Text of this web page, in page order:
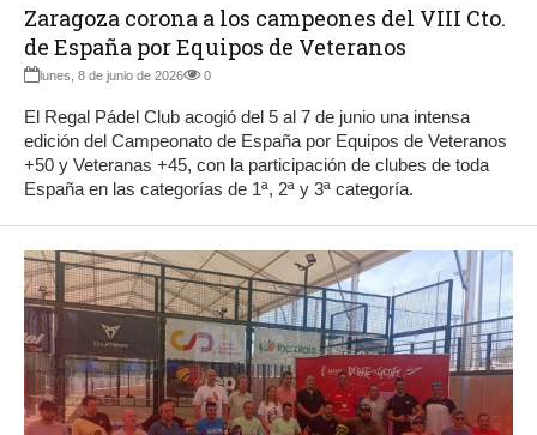
Zaragoza corona a los campeones del VIII Cto.
de España por Equipos de Veteranos
lunes, 8 de junio de 2026 0
El Regal Pádel Club acogió del 5 al 7 de junio una intensa
edición del Campeonato de España por Equipos de Veteranos
+50 y Veteranas +45, con la participación de clubes de toda
España en las categorías de 1ª, 2ª y 3ª categoría.